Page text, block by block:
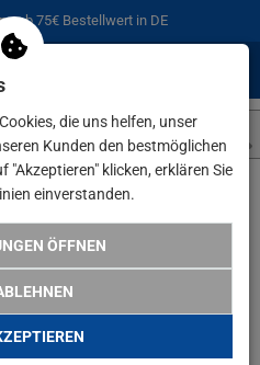
ab 75€ Bestellwert in DE
die uns helfen, unser
Kunden den bestmöglichen
"Akzeptieren" klicken, erklären Sie
einverstanden.
ÖFFNEN